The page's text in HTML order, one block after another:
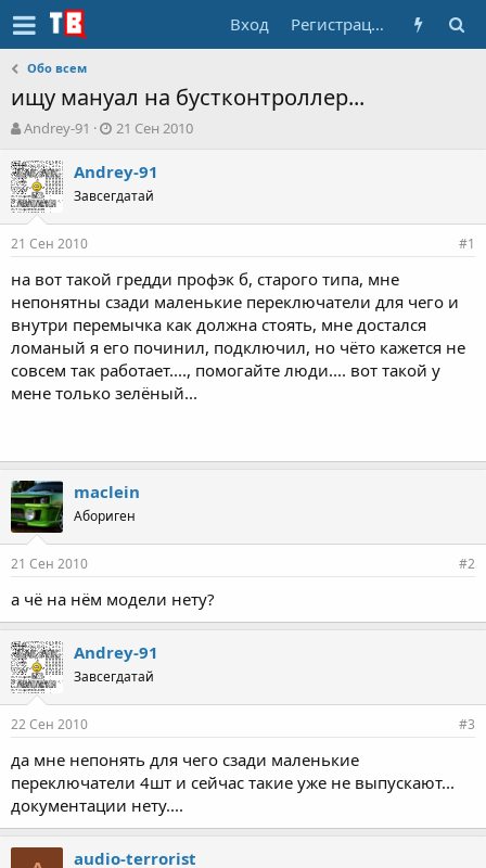
Вход Регистрация
Обо всем
ищу мануал на бустконтроллер...
А
т
о
р
т
е
ы
Andrey-91
Д
т
н
а
л
а
21 Сен 2010
Andrey-91
Завсегдатай
21 Сен 2010 #1
на вот такой гредди профэк б, старого типа, мне
непонятны сзади маленькие переключатели для чего и
внутри перемычка как должна стоять, мне достался
ломаный я его починил, подключил, но чёто кажется не
совсем так работает...., помогайте люди.... вот такой у
мене только зелёный...
maclein
Абориген
21 Сен 2010 #2
а чё на нём модели нету?
Andrey-91
Завсегдатай
22 Сен 2010 #3
да мне непонять для чего сзади маленькие
переключатели 4шт и сейчас такие уже не выпускают...
документации нету....
audio-terrorist